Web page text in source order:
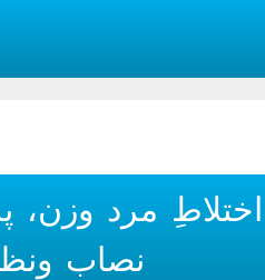
اختلاطِ مرد
نصاب